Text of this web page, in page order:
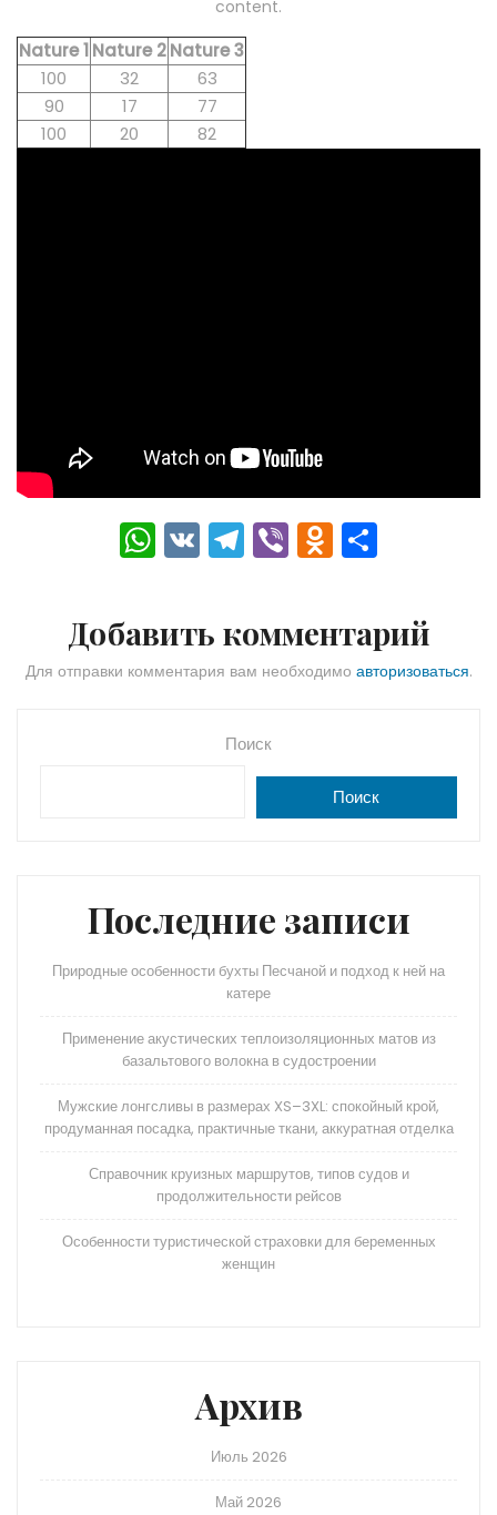
content.
Nature 1Nature 2Nature 3
100
32
63
90
17
77
100
20 82
W
h
ts
A
V
K
T
el
gr
a
Vi
b
O
d
o
kl
s
ni
а
в
Добавить комментарий
Для отправки комментария вам необходимо авторизоваться.
Поиск
Поиск
Последние записи
Природные особенности бухты Песчаной и подход к ней на
катере
Применение акустических теплоизоляционных матов из
базальтового волокна в судостроении
Мужские лонгсливы в размерах XS–3XL: спокойный крой,
продуманная посадка, практичные ткани, аккуратная отделка
Справочник круизных маршрутов, типов судов и
продолжительности рейсов
Особенности туристической страховки для беременных
женщин
Архив
Июль 2026
Май 2026